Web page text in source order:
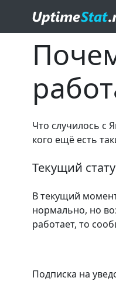
Что случилось с
кого ещё есть
Текущий
В текущий
нормально, но
работает, то
Подписка на